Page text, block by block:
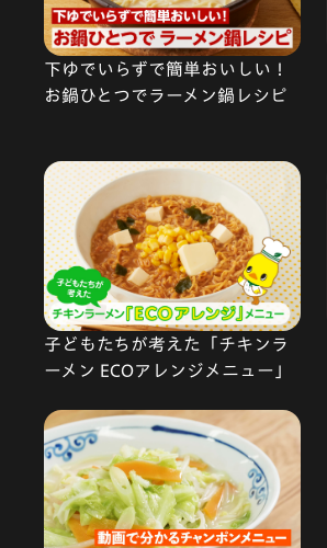
下ゆでいらずで簡単おいしい！
お鍋ひとつでラーメン鍋レシピ
子どもたちが考えた「チキンラ
ーメン ECOアレンジメニュー」